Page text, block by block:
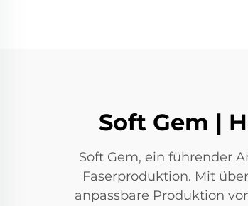
Soft Gem |
Soft Gem, ein führender
Faserproduktion. Mit
anpassbare Produktion